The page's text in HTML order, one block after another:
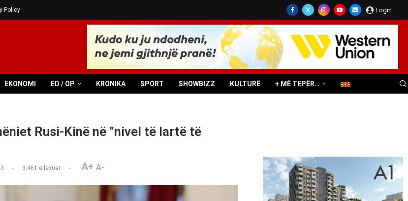
Policy Login
EKONOMI ED / OP KRONIKA SPORT SHOWBIZZ KULTURË + MË TEPËR…
Rusi-Kinë në “nivel të lartë të
3,461 e lexuar A+ A-